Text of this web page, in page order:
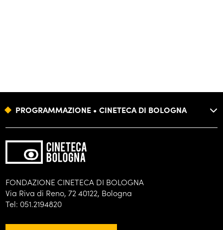
PROGRAMMAZIONE • CINETECA DI BOLOGNA
FONDAZIONE
FORMAZIONE
ARCHIVI
FONDAZIONE CINETECA DI BOLOGNA
Via Riva di Reno, 72 40122, Bologna
Tel: 051.2194820